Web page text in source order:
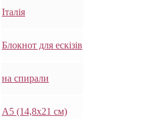
Італія
Блокнот для ескізів
на спирали
А5 (14,8х21 см)